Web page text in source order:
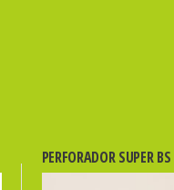
PERFORADOR SUPER